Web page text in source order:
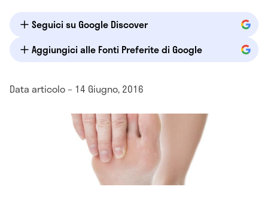
Seguici su Google Discover
Aggiungici alle Fonti Preferite di Google
Data articolo – 14 Giugno, 2016